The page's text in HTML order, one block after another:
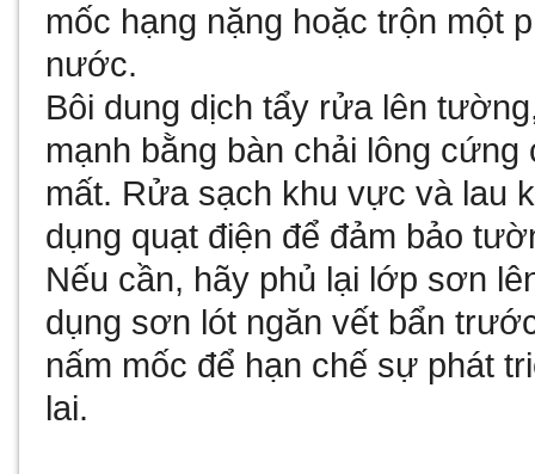
mốc hạng nặng hoặc trộn một
nước.
Bôi dung dịch tẩy rửa lên
mạnh bằng bàn chải lông
mất. Rửa sạch khu vực và lau
dụng quạt điện để đảm bảo
Nếu cần, hãy phủ lại lớp sơn
dụng sơn lót ngăn vết bẩn
nấm mốc để hạn chế sự phát
lai.